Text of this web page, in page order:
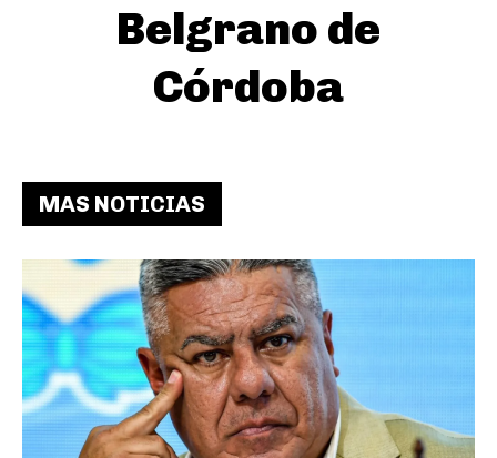
Belgrano de
Córdoba
MAS NOTICIAS